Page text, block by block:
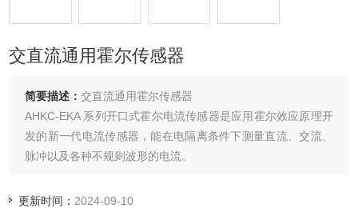
交直流通用霍尔传感器
简要描述：交直流通用霍尔传感器
AHKC-EKA 系列开口式霍尔电流传感器是应用霍尔效应原理开
发的新一代电流传感器，能在电隔离条件下测量直流、交流、
脉冲以及各种不规则波形的电流。
更新时间： 2024-09-10